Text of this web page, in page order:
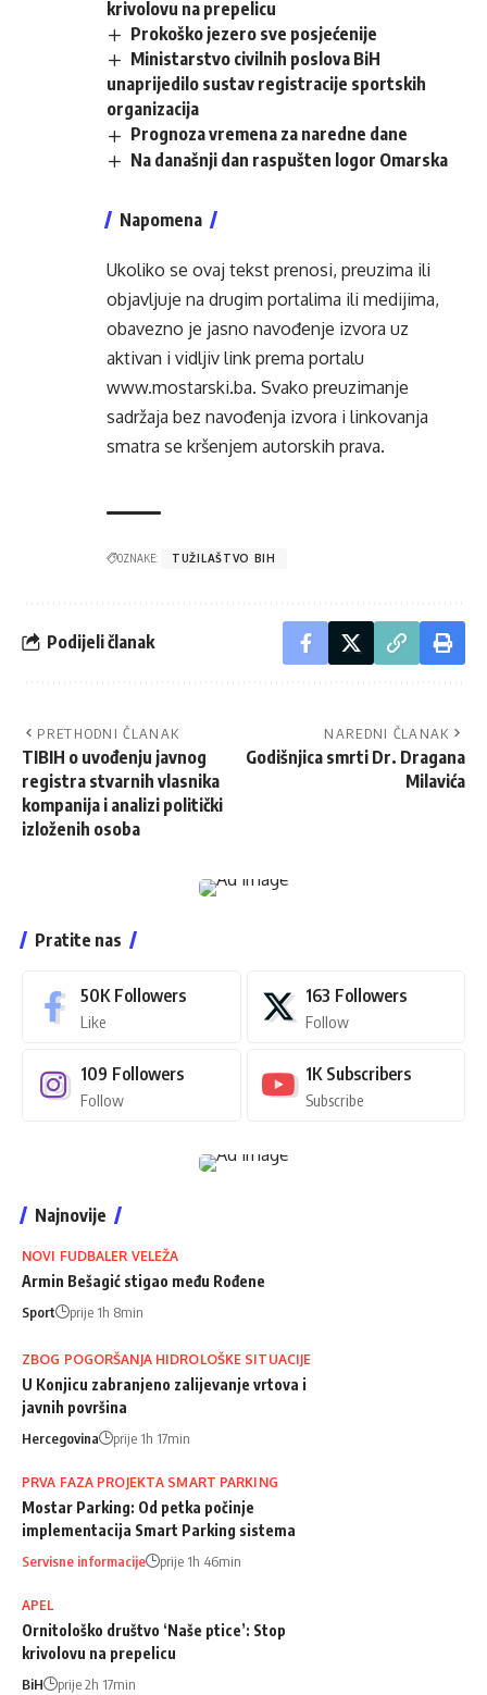
krivolovu na prepelicu
Prokoško jezero sve posjećenije
Ministarstvo civilnih poslova BiH
unaprijedilo sustav registracije sportskih
organizacija
Prognoza vremena za naredne dane
Na današnji dan raspušten logor Omarska
Napomena
Ukoliko se ovaj tekst prenosi, preuzima ili
objavljuje na drugim portalima ili medijima,
obavezno je jasno navođenje izvora uz
aktivan i vidljiv link prema portalu
www.mostarski.ba. Svako preuzimanje
sadržaja bez navođenja izvora i linkovanja
smatra se kršenjem autorskih prava.
OZNAKE: TUŽILAŠTVO BIH
Podijeli članak
PRETHODNI ČLANAK
TIBIH o uvođenju javnog
registra stvarnih vlasnika
kompanija i analizi politički
izloženih osoba
NAREDNI ČLANAK
Godišnjica smrti Dr. Dragana
Milavića
Pratite nas
50K Followers
Like
163 Followers
Follow
109 Followers
Follow
1K Subscribers
Subscribe
Najnovije
NOVI FUDBALER VELEŽA
Armin Bešagić stigao među Rođene
Sport prije 1h 8min
ZBOG POGORŠANJA HIDROLOŠKE SITUACIJE
U Konjicu zabranjeno zalijevanje vrtova i
javnih površina
Hercegovina prije 1h 17min
PRVA FAZA PROJEKTA SMART PARKING
Mostar Parking: Od petka počinje
implementacija Smart Parking sistema
Servisne informacije prije 1h 46min
APEL
Ornitološko društvo ‘Naše ptice’: Stop
krivolovu na prepelicu
BiH prije 2h 17min